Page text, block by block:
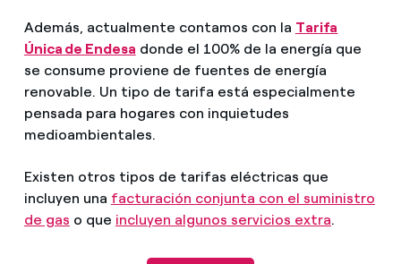
Además, actualmente contamos con la Tarifa
Única de Endesa donde el 100% de la energía que
se consume proviene de fuentes de energía
renovable. Un tipo de tarifa está especialmente
pensada para hogares con inquietudes
medioambientales.
Existen otros tipos de tarifas eléctricas que
incluyen una facturación conjunta con el suministro
de gas o que incluyen algunos servicios extra.